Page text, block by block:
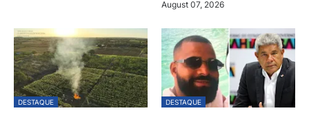
August 07, 2026
DESTAQUE DESTAQUE